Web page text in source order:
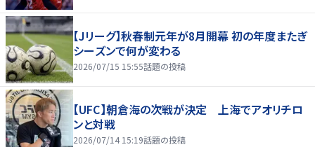
【Jリーグ】秋春制元年が8月開幕 初の年度またぎ
シーズンで何が変わる
2026/07/15 15:55話題の投稿
【UFC】朝倉海の次戦が決定 上海でアオリチロ
ンと対戦
2026/07/14 15:19話題の投稿